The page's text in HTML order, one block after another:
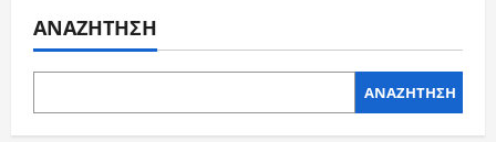
ΑΝΑΖΉΤΗΣΗ
ΑΝΑΖΉΤΗΣΗ